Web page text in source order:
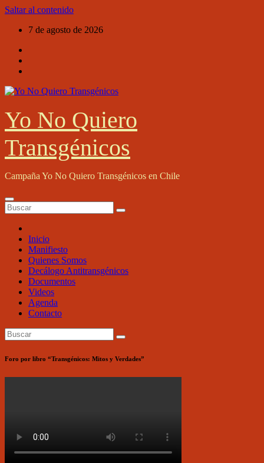
Saltar al contenido
7 de agosto de 2026
Yo No Quiero
Transgénicos
Campaña Yo No Quiero Transgénicos en Chile
Inicio
Manifiesto
Quienes Somos
Decálogo Antitransgénicos
Documentos
Videos
Agenda
Contacto
Foro por libro “Transgénicos: Mitos y Verdades”